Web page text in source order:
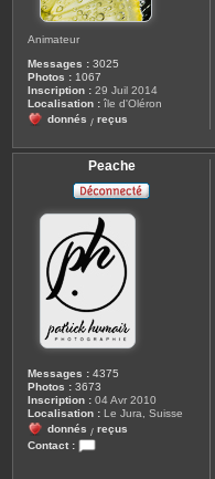
Animateur
Messages : 3025
Photos : 1067
Inscription : 29 Juil 2014
Localisation : île d'Oléron
donnés / reçus
Peache
Messages : 4375
Photos : 3673
Inscription : 04 Avr 2010
Localisation : Le Jura, Suisse
donnés / reçus
Contact :